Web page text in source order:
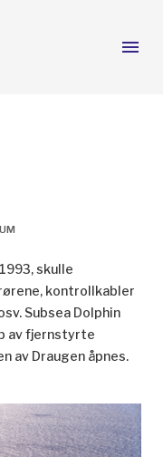
menu
skulle
kontrollkabler
Subsea Dolphin
av fjernstyrte
av Draugen åpnes.